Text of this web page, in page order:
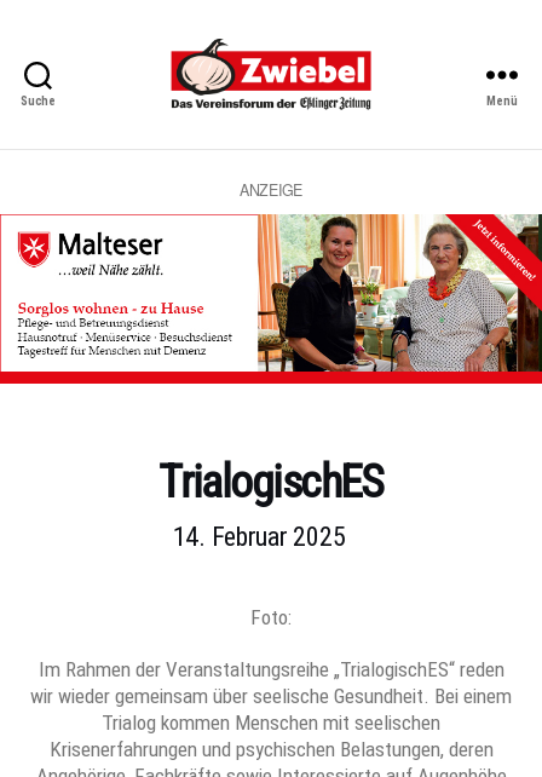
Suche
Vereinsforum
Eßlinger
Zeitung
Menü
ANZEIGE
TrialogischES
14. Februar 2025
Foto:
Im Rahmen der Veranstaltungsreihe „TrialogischES“ reden
wir wieder gemeinsam über seelische Gesundheit. Bei einem
Trialog kommen Menschen mit seelischen
Krisenerfahrungen und psychischen Belastungen, deren